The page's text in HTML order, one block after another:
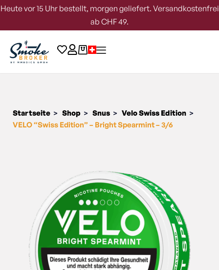
Heute vor 15 Uhr bestellt, morgen geliefert. Versandkostenfrei
ab CHF 49.
Startseite > Shop > Snus > Velo Swiss Edition >
VELO “Swiss Edition” – Bright Spearmint – 3/6